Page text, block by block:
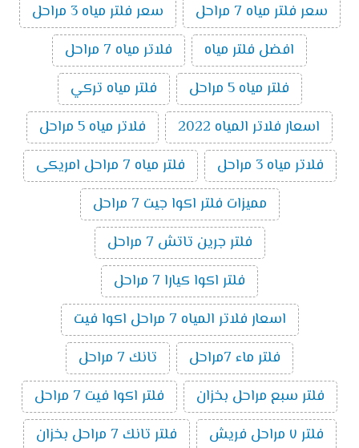
سعر فلتر مياه 7 مراحل
سعر فلتر مياه 3 مراحل
افضل فلتر مياه
فلاتر مياه 7 مراحل
فلتر مياه 5 مراحل
فلتر مياه تركي
اسعار فلاتر المياه 2022
فلاتر مياه 5 مراحل
فلاتر مياه 3 مراحل
فلتر مياه 7 مراحل امريكى
مميزات فلتر اكوا جيت 7 مراحل
فلتر جرين تاتش 7 مراحل
فلتر اكوا كيارا 7 مراحل
اسعار فلاتر المياه 7 مراحل اكوا فيت
فلتر ماء 7مراحل
تانك 7 مراحل
فلتر سبع مراحل بخزان
فلتر اكوا فيت 7 مراحل
فلتر ٧ مراحل فريش
فلتر تانك 7 مراحل بخزان